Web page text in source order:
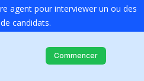
agent pour interviewer un ou des
candidats.
Commencer